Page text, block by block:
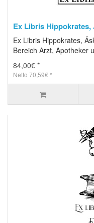
Ex Libris Hippokrates,
Ex Libris Hippokrates,
Bereich Arzt, Apotheker
84,00€ *
Netto 70,59€ *